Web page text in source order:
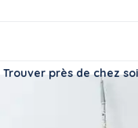
Trouver près de chez